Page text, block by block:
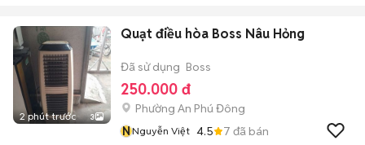
2 phút trước 3
Quạt điều hòa Boss Nâu Hỏng
Đã sử dụng Boss
250.000 đ
Phường An Phú Đông
NNguyễn Việt 4.5 7 đã bán